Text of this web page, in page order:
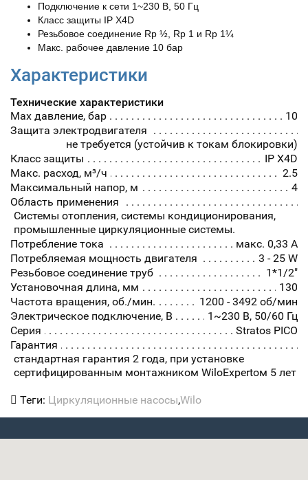
Подключение к сети 1~230 В, 50 Гц
Класс защиты IP X4D
Резьбовое соединение Rp ½, Rp 1 и Rp 1¼
Макс. рабочее давление 10 бар
Характеристики
Технические характеристики
Max давление, бар
10
Защита электродвигателя
не требуется (устойчив к токам блокировки)
Класс защиты
IP X4D
Макс. расход, м³/ч
2.5
Максимальный напор, м
4
Область применения
Системы отопления, системы кондиционирования,
промышленные циркуляционные системы.
Потребление тока
макс. 0,33 A
Потребляемая мощность двигателя
3 - 25 W
Резьбовое соединение труб
1*1/2"
Установочная длина, мм
130
Частота вращения, об./мин.
1200 - 3492 об/мин
Электрическое подключение, В
1~230 В, 50/60 Гц
Серия
Stratos PICO
Гарантия
стандартная гарантия 2 года, при установке
сертифицированным монтажником WiloExpertом 5 лет
Теги: Циркуляционные насосы,Wilo